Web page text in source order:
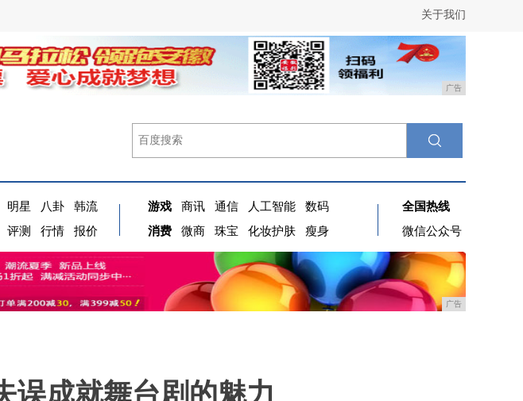
关于我们
广告
明星 八卦
韩流
评测 行情 报价
游戏 商讯 通信 人工智能
数码
消费
微商 珠宝 化妆护肤 瘦身
全国热线
微信公众号
广告
误成就舞台剧的魅力